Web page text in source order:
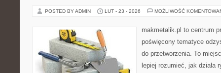
POSTED BY ADMIN LUT - 23 - 2026 MOŻLIWOŚĆ
makmetalik.pl to centrum
poświęcony tematyce
do przetworzenia. To
lepiej rozumieć, jak działa